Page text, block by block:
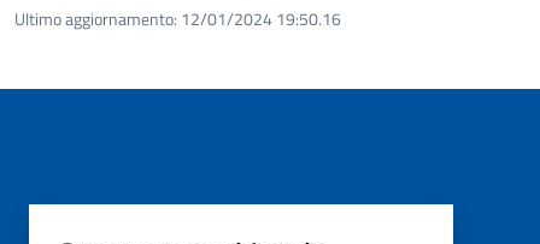
Ultimo aggiornamento: 12/01/2024 19:50.16